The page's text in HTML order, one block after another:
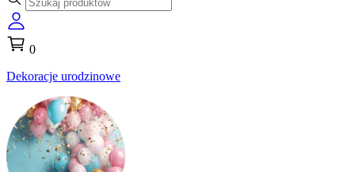
0
Dekoracje urodzinowe